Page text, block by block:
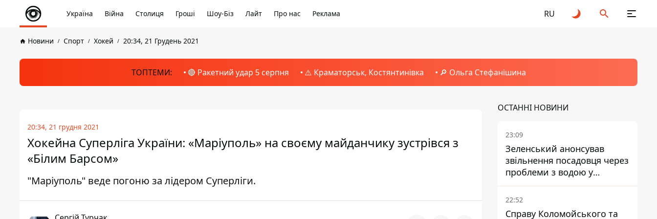
Україна Війна Столиця Гроші Шоу-Біз Лайт Про нас Реклама RU
Новини Спорт Хокей 20:34, 21 Грудень 2021
ТОПТЕМИ: 🔴 Ракетний удар 5 серпня ⚠️ Краматорськ, Костянтинівка 🔎 Ольга Стефанішина
20:34, 21 грудня 2021
Хокейна Суперліга України: «Маріуполь» на своєму майданчику зустрівся з
«Білим Барсом»
"Маріуполь" веде погоню за лідером Суперліги.
ОСТАННІ НОВИНИ
23:09
Зеленський анонсував
звільнення посадовця через
проблеми з водою у
Марганці
22:52
Справу Коломойського та